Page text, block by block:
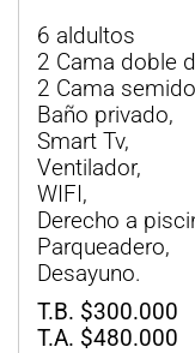
6 aldultos
2 Cama doble
2 Cama
Baño privado,
Smart Tv,
Ventilador,
WIFI,
Derecho a
Parqueadero,
Desayuno.
T.B. $300.000
T.A. $480.000